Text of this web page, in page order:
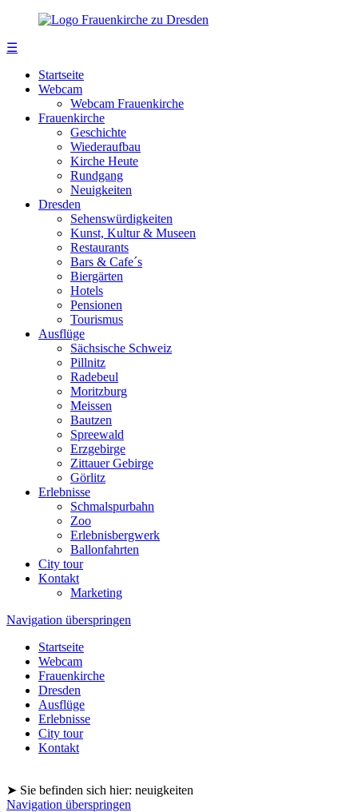
☰
Startseite
Webcam
Webcam Frauenkirche
Frauenkirche
Geschichte
Wiederaufbau
Kirche Heute
Rundgang
Neuigkeiten
Dresden
Sehenswürdigkeiten
Kunst, Kultur & Museen
Restaurants
Bars & Cafe´s
Biergärten
Hotels
Pensionen
Tourismus
Ausflüge
Sächsische Schweiz
Pillnitz
Radebeul
Moritzburg
Meissen
Bautzen
Spreewald
Erzgebirge
Zittauer Gebirge
Görlitz
Erlebnisse
Schmalspurbahn
Zoo
Erlebnisbergwerk
Ballonfahrten
City tour
Kontakt
Marketing
Navigation überspringen
Startseite
Webcam
Frauenkirche
Dresden
Ausflüge
Erlebnisse
City tour
Kontakt
➤ Sie befinden sich hier: neuigkeiten
Navigation überspringen